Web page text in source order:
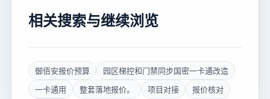
相关搜索与继续浏览
御佰安报价预算
园区梯控和门禁同步国密一卡通改造
一卡通用
整套落地报价。 项目对接
报价核对